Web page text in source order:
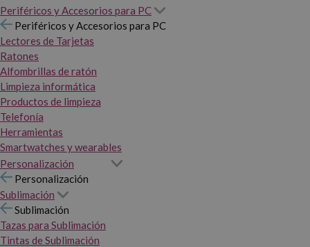
Periféricos y Accesorios para PC
Periféricos y Accesorios para PC
Lectores de Tarjetas
Ratones
Alfombrillas de ratón
Limpieza informática
Productos de limpieza
Telefonía
Herramientas
Smartwatches y wearables
Personalización
Personalización
Sublimación
Sublimación
Tazas para Sublimación
Tintas de Sublimación